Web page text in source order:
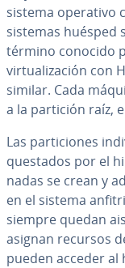
sistema operativo
sistemas huésped
término conocido
vi­r­tua­li­za­ción con
similar. Cada
a la partición raíz,
Las pa­r­ti­cio­nes
que­s­ta­dos por el
na­das se crean y
en el sistema
siempre quedan
asignan recursos
pueden acceder